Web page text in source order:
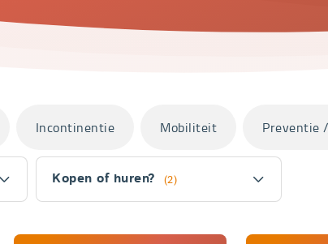
Kopen of huren? (2)
Incontinentie Mobiliteit Preventie